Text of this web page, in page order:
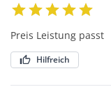
Preis Leistung passt
Hilfreich